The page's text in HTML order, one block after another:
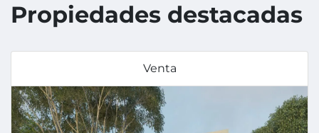
Propiedades destacadas
Venta